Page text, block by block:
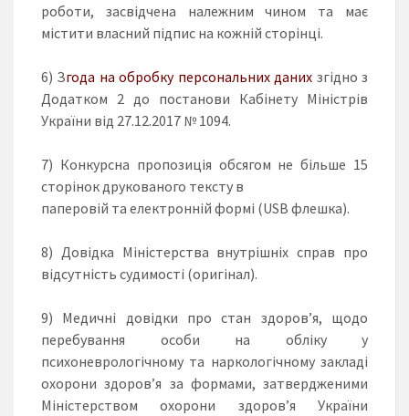
роботи, засвідчена належним чином та має
містити власний підпис на кожній сторінці.
6) Згода на обробку персональних даних згідно з
Додатком 2 до постанови Кабінету Міністрів
України від 27.12.2017 № 1094.
7) Конкурсна пропозиція обсягом не більше 15
сторінок друкованого тексту в
паперовій та електронній формі (USB флешка).
8) Довідка Міністерства внутрішніх справ про
відсутність судимості (оригінал).
9) Медичні довідки про стан здоров’я, щодо
перебування особи на обліку у
психоневрологічному та наркологічному закладі
охорони здоров’я за формами, затвердженими
Міністерством охорони здоров’я України